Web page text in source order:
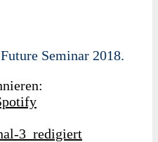
Seminar 2018.
3_redigiert